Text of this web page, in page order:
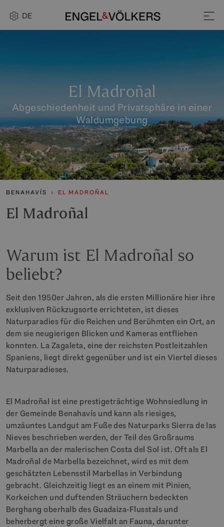
DE
El Madroñal
Abgeschiedenheit und Privatsphäre in einer
Waldumgebung
BENAHAVÍS EL MADROÑAL
El Madroñal
Warum ist El Madroñal so
beliebt?
Seit den 1950er Jahren, als die ersten Millionäre hier ihre
exklusiven Rückzugsorte errichteten, ist dieses
Naturparadies für die Reichen und Berühmten ein Ort, an
dem sie neugierigen Blicken und Kameras entfliehen
konnten. La Zagaleta, eine der reichsten Postleitzahlen
Spaniens, liegt direkt gegenüber und ist ein Viertel dieses
Naturparadieses.
El Madroñal ist eine prestigeträchtige Wohnsiedlung in
der Gemeinde Benahavís und kann als riesiges,
umzäuntes Landgut am Fuße des Naturparks Sierra de las
Nieves beschrieben werden, der Teil des Großraums
Marbella an der malerischen Costa del Sol ist. Oft als El
Madroñal de Marbella bezeichnet, wird es mit dem
geschätzten Lebensstil Marbellas in Verbindung
gebracht. Gleichzeitig liegt es an einem mit Pinien,
Korkeichen und duftenden Sträuchern bedeckten
Berghang oberhalb des Guadaiza-Flusstals und
beherbergt eine große Vielfalt an Fauna, darunter